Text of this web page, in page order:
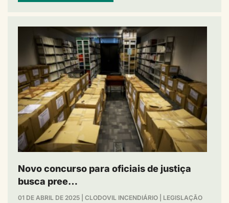
Novo concurso para oficiais de justiça
busca pree…
01 DE ABRIL DE 2025 CLODOVIL INCENDIÁRIO LEGISLAÇÃO